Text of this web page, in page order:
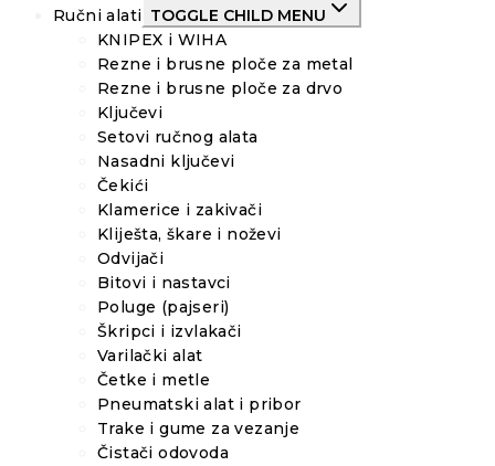
Ručni alati TOGGLE CHILD MENU
KNIPEX i WIHA
Rezne i brusne ploče za metal
Rezne i brusne ploče za drvo
Ključevi
Setovi ručnog alata
Nasadni ključevi
Čekići
Klamerice i zakivači
Kliješta, škare i noževi
Odvijači
Bitovi i nastavci
Poluge (pajseri)
Škripci i izvlakači
Varilački alat
Četke i metle
Pneumatski alat i pribor
Trake i gume za vezanje
Čistači odovoda